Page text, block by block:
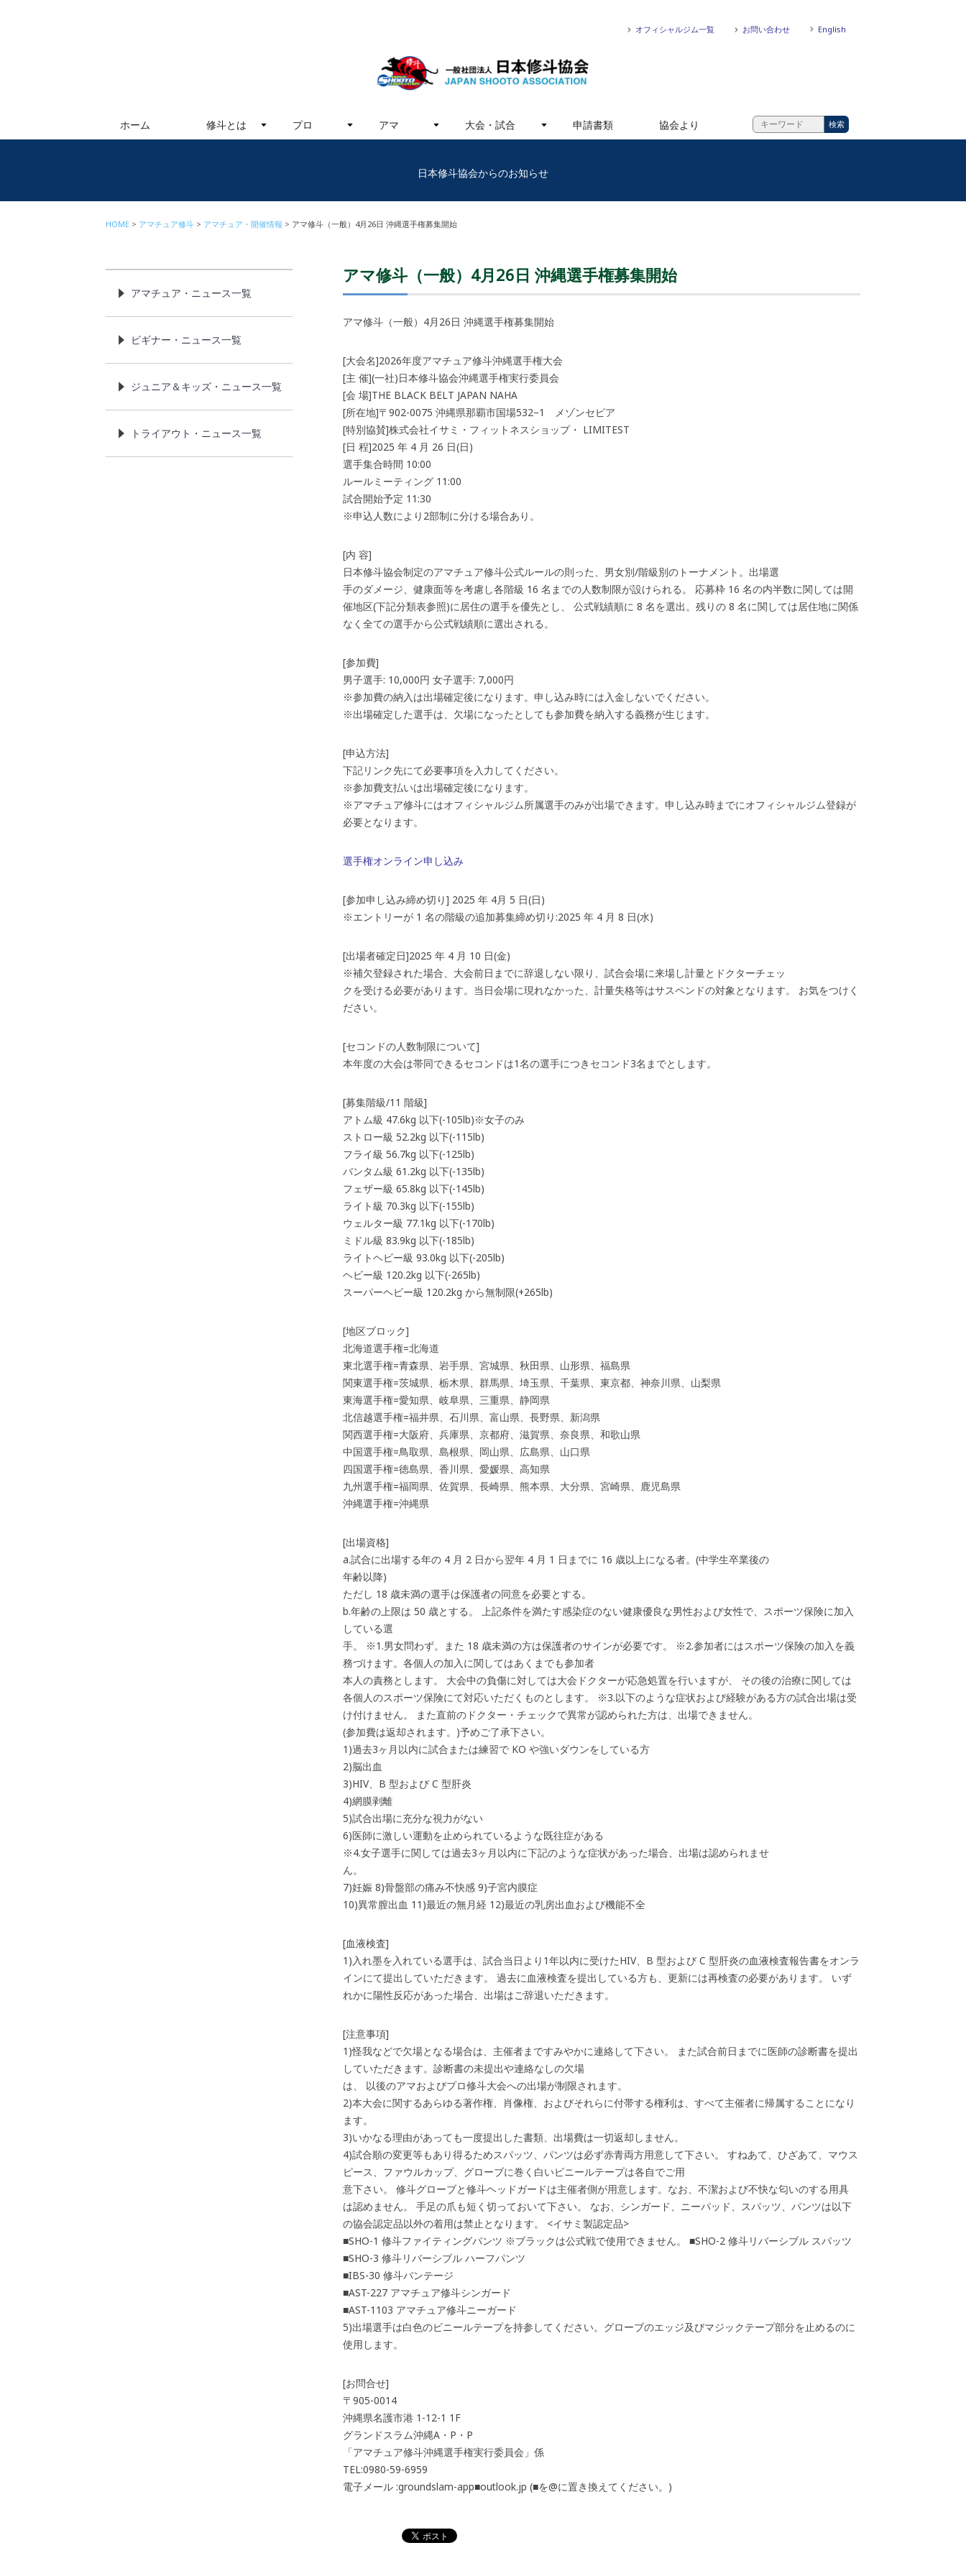
オフィシャルジム一覧 お問い合わせ English
ホーム 修斗とは プロ アマ 大会・試合 申請書類 協会より
日本修斗協会からのお知らせ
HOME アマチュア修斗 アマチュア・開催情報 アマ修斗（一般）4月26日 沖縄選手権募集開始
アマ修斗（一般）4月26日 沖縄選手権募集開始
アマ修斗（一般）4月26日 沖縄選手権募集開始
[大会名]2026年度アマチュア修斗沖縄選手権大会
[主 催](一社)日本修斗協会沖縄選手権実行委員会
[会 場]THE BLACK BELT JAPAN NAHA
[所在地]〒902-0075 沖縄県那覇市国場532−1 メゾンセピア
[特別協賛]株式会社イサミ・フィットネスショップ・ LIMITEST
[日 程]2025 年 4 月 26 日(日)
選手集合時間 10:00
ルールミーティング 11:00
試合開始予定 11:30
※申込人数により2部制に分ける場合あり。
[内 容]
日本修斗協会制定のアマチュア修斗公式ルールの則った、男女別/階級別のトーナメント。出場選
手のダメージ、健康面等を考慮し各階級 16 名までの人数制限が設けられる。 応募枠 16 名の内半数に関しては開
催地区(下記分類表参照)に居住の選手を優先とし、 公式戦績順に 8 名を選出。残りの 8 名に関しては居住地に関係
なく全ての選手から公式戦績順に選出される。
[参加費]
男子選手: 10,000円 女子選手: 7,000円
※参加費の納入は出場確定後になります。申し込み時には入金しないでください。
※出場確定した選手は、欠場になったとしても参加費を納入する義務が生じます。
[申込方法]
下記リンク先にて必要事項を入力してください。
※参加費支払いは出場確定後になります。
※アマチュア修斗にはオフィシャルジム所属選手のみが出場できます。申し込み時までにオフィシャルジム登録が
必要となります。
選手権オンライン申し込み
[参加申し込み締め切り] 2025 年 4月 5 日(日)
※エントリーが 1 名の階級の追加募集締め切り:2025 年 4 月 8 日(水)
[出場者確定日]2025 年 4 月 10 日(金)
※補欠登録された場合、大会前日までに辞退しない限り、試合会場に来場し計量とドクターチェッ
クを受ける必要があります。当日会場に現れなかった、計量失格等はサスペンドの対象となります。 お気をつけく
ださい。
[セコンドの人数制限について]
本年度の大会は帯同できるセコンドは1名の選手につきセコンド3名までとします。
[募集階級/11 階級]
アトム級 47.6kg 以下(-105lb)※女子のみ
ストロー級 52.2kg 以下(-115lb)
フライ級 56.7kg 以下(-125lb)
バンタム級 61.2kg 以下(-135lb)
フェザー級 65.8kg 以下(-145lb)
ライト級 70.3kg 以下(-155lb)
ウェルター級 77.1kg 以下(-170lb)
ミドル級 83.9kg 以下(-185lb)
ライトヘビー級 93.0kg 以下(-205lb)
ヘビー級 120.2kg 以下(-265lb)
スーパーヘビー級 120.2kg から無制限(+265lb)
[地区ブロック]
北海道選手権=北海道
東北選手権=青森県、岩手県、宮城県、秋田県、山形県、福島県
関東選手権=茨城県、栃木県、群馬県、埼玉県、千葉県、東京都、神奈川県、山梨県
東海選手権=愛知県、岐阜県、三重県、静岡県
北信越選手権=福井県、石川県、富山県、長野県、新潟県
関西選手権=大阪府、兵庫県、京都府、滋賀県、奈良県、和歌山県
中国選手権=鳥取県、島根県、岡山県、広島県、山口県
四国選手権=徳島県、香川県、愛媛県、高知県
九州選手権=福岡県、佐賀県、長崎県、熊本県、大分県、宮崎県、鹿児島県
沖縄選手権=沖縄県
[出場資格]
a.試合に出場する年の 4 月 2 日から翌年 4 月 1 日までに 16 歳以上になる者。(中学生卒業後の
年齢以降)
ただし 18 歳未満の選手は保護者の同意を必要とする。
b.年齢の上限は 50 歳とする。 上記条件を満たす感染症のない健康優良な男性および女性で、スポーツ保険に加入
している選
手。 ※1.男女問わず。また 18 歳未満の方は保護者のサインが必要です。 ※2.参加者にはスポーツ保険の加入を義
務づけます。各個人の加入に関してはあくまでも参加者
本人の責務とします。 大会中の負傷に対しては大会ドクターが応急処置を行いますが、 その後の治療に関しては
各個人のスポーツ保険にて対応いただくものとします。 ※3.以下のような症状および経験がある方の試合出場は受
け付けません。 また直前のドクター・チェックで異常が認められた方は、出場できません。
(参加費は返却されます。)予めご了承下さい。
1)過去3ヶ月以内に試合または練習で KO や強いダウンをしている方
2)脳出血
3)HIV、B 型および C 型肝炎
4)網膜剥離
5)試合出場に充分な視力がない
6)医師に激しい運動を止められているような既往症がある
※4.女子選手に関しては過去3ヶ月以内に下記のような症状があった場合、出場は認められませ
ん。
7)妊娠 8)骨盤部の痛み不快感 9)子宮内膜症
10)異常膣出血 11)最近の無月経 12)最近の乳房出血および機能不全
[血液検査]
1)入れ墨を入れている選手は、試合当日より1年以内に受けたHIV、B 型および C 型肝炎の血液検査報告書をオンラ
インにて提出していただきます。 過去に血液検査を提出している方も、更新には再検査の必要があります。 いず
れかに陽性反応があった場合、出場はご辞退いただきます。
[注意事項]
1)怪我などで欠場となる場合は、主催者まですみやかに連絡して下さい。 また試合前日までに医師の診断書を提出
していただきます。診断書の未提出や連絡なしの欠場
は、 以後のアマおよびプロ修斗大会への出場が制限されます。
2)本大会に関するあらゆる著作権、肖像権、およびそれらに付帯する権利は、すべて主催者に帰属することになり
ます。
3)いかなる理由があっても一度提出した書類、出場費は一切返却しません。
4)試合順の変更等もあり得るためスパッツ、パンツは必ず赤青両方用意して下さい。 すねあて、ひざあて、マウス
ピース、ファウルカップ、グローブに巻く白いビニールテープは各自でご用
意下さい。 修斗グローブと修斗ヘッドガードは主催者側が用意します。なお、不潔および不快な匂いのする用具
は認めません。 手足の爪も短く切っておいて下さい。 なお、シンガード、ニーパッド、スパッツ、パンツは以下
の協会認定品以外の着用は禁止となります。 <イサミ製認定品>
■SHO-1 修斗ファイティングパンツ ※ブラックは公式戦で使用できません。 ■SHO-2 修斗リバーシブル スパッツ
■SHO-3 修斗リバーシブル ハーフパンツ
■IBS-30 修斗バンテージ
■AST-227 アマチュア修斗シンガード
■AST-1103 アマチュア修斗ニーガード
5)出場選手は白色のビニールテープを持参してください。グローブのエッジ及びマジックテープ部分を止めるのに
使用します。
[お問合せ]
〒905-0014
沖縄県名護市港 1-12-1 1F
グランドスラム沖縄A・P・P
「アマチュア修斗沖縄選手権実行委員会」係
TEL:0980-59-6959
電子メール :groundslam-app■outlook.jp (■を@に置き換えてください。)
アマチュア・ニュース一覧
ビギナー・ニュース一覧
ジュニア＆キッズ・ニュース一覧
トライアウト・ニュース一覧